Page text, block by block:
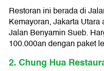
Restoran ini berada di
Kemayoran, Jakarta
Jalan Benyamin Sueb.
100.000an dengan paket
2. Chung Hua